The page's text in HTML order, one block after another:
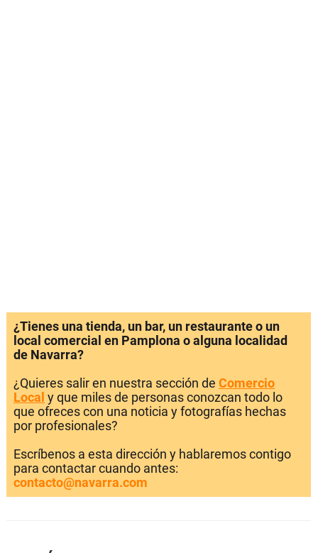
¿Tienes una tienda, un bar, un restaurante o un
local comercial en Pamplona o alguna localidad
de Navarra?
¿Quieres salir en nuestra sección de Comercio
Local y que miles de personas conozcan todo lo
que ofreces con una noticia y fotografías hechas
por profesionales?
Escríbenos a esta dirección y hablaremos contigo
para contactar cuando antes:
contacto@navarra.com